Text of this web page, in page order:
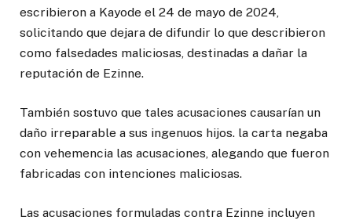
escribieron a Kayode el 24 de mayo de 2024,
solicitando que dejara de difundir lo que describieron
como falsedades maliciosas, destinadas a dañar la
reputación de Ezinne.
También sostuvo que tales acusaciones causarían un
daño irreparable a sus ingenuos hijos. la carta negaba
con vehemencia las acusaciones, alegando que fueron
fabricadas con intenciones maliciosas.
Las acusaciones formuladas contra Ezinne incluyen